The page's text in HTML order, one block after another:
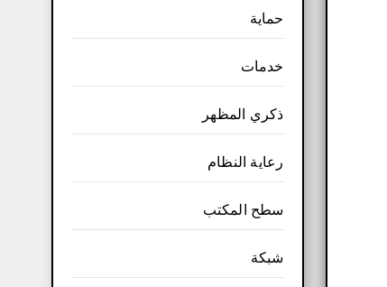
حماية
خدمات
ذكري المظهر
رعاية النظام
سطح المكتب
شبكة